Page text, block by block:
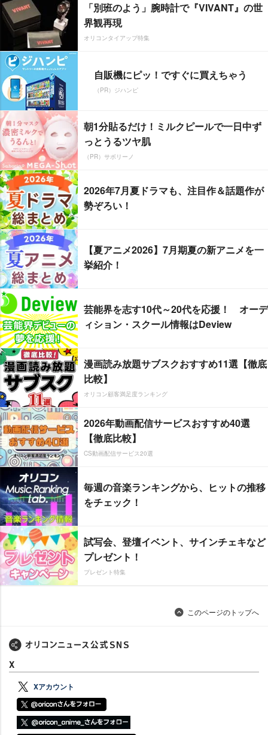
「別班のよう」腕時計で『VIVANT』の世
界観再現
オリコンタイアップ特集
自販機にピッ！ですぐに買えちゃう
（PR）ジハンピ
朝1分貼るだけ！ミルクピールで一日中ず
っとうるツヤ肌
（PR）サボリーノ
2026年7月夏ドラマも、注目作＆話題作が
勢ぞろい！
【夏アニメ2026】7月期夏の新アニメを一
挙紹介！
芸能界を志す10代～20代を応援！ オーデ
ィション・スクール情報はDeview
漫画読み放題サブスクおすすめ11選【徹底
比較】
オリコン顧客満足度ランキング
2026年動画配信サービスおすすめ40選
【徹底比較】
CS動画配信サービス20選
毎週の音楽ランキングから、ヒットの推移
をチェック！
試写会、登壇イベント、サインチェキなど
プレゼント！
プレゼント特集
このページのトップへ
X
Xアカウント